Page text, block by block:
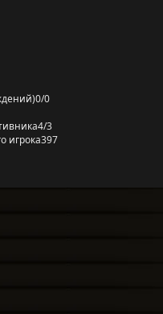
0/0
4/3
игрока397